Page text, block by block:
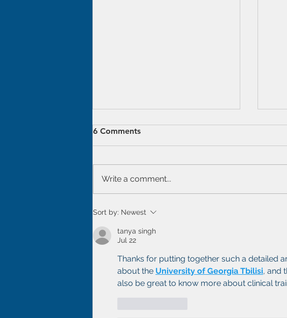
Zarządzaj blogiem na
6 Comments
Write a comment...
Sort by: Newest
tanya singh
Jul 22
Thanks for putting together such a detailed
about the University of Georgia Tbilisi, and
also be great to know more about clinical